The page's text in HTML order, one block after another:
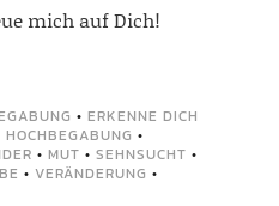
mich auf Dich!
• ERKENNE DICH
HOCHBEGABUNG •
• MUT • SEHNSUCHT •
• VERÄNDERUNG •